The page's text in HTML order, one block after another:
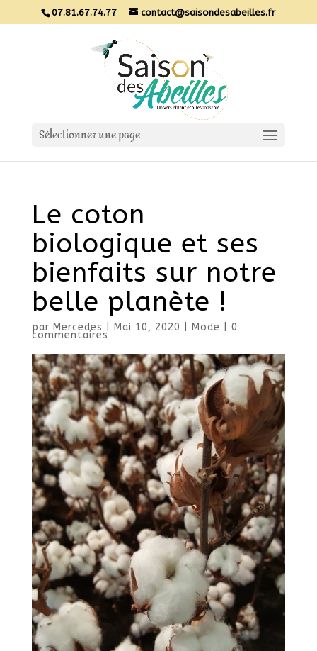
07.81.67.74.77 contact@saisondesabeilles.fr
Sélectionner une page
Le coton
biologique et ses
bienfaits sur notre
belle planète !
par Mercedes Mai 10, 2020 Mode 0
commentaires